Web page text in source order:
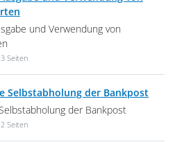
und Verwendung von
3 Seiten
Selbstabholung der Bankpost
der Bankpost
2 Seiten